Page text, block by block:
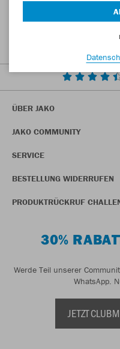
ÜBER JAKO
JAKO COMMUNITY
SERVICE
BESTELLUNG WIDERRUFEN
PRODUKTRÜCKRUF
30%
Werde Teil unserer
WhatsApp.
JETZT